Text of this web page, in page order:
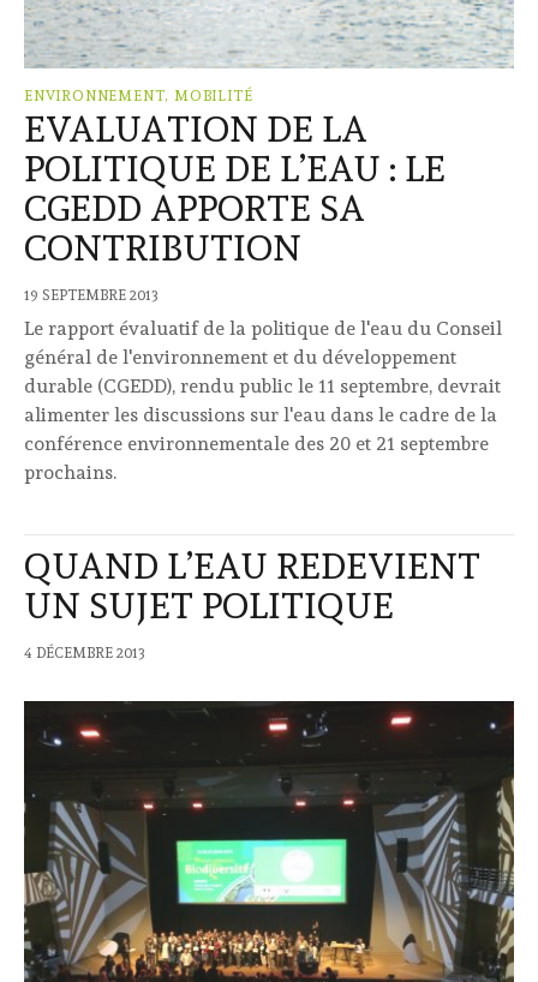
ENVIRONNEMENT, MOBILITÉ
EVALUATION DE LA
POLITIQUE DE L’EAU : LE
CGEDD APPORTE SA
CONTRIBUTION
19 SEPTEMBRE 2013
Le rapport évaluatif de la politique de l'eau du Conseil
général de l'environnement et du développement
durable (CGEDD), rendu public le 11 septembre, devrait
alimenter les discussions sur l'eau dans le cadre de la
conférence environnementale des 20 et 21 septembre
prochains.
QUAND L’EAU REDEVIENT
UN SUJET POLITIQUE
4 DÉCEMBRE 2013